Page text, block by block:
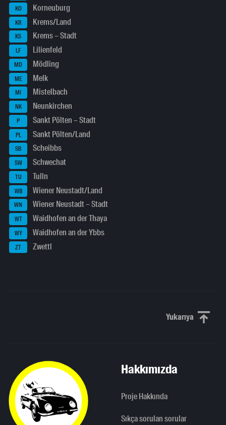
KO Korneuburg
KR Krems/Land
KS Krems – Stadt
LF Lilienfeld
MD Mödling
ME Melk
MI Mistelbach
NK Neunkirchen
P Sankt Pölten – Stadt
PL Sankt Pölten/Land
SB Scheibbs
SW Schwechat
TU Tulln
WB Wiener Neustadt/Land
WN Wiener Neustadt – Stadt
WT Waidhofen an der Thaya
WY Waidhofen an der Ybbs
ZT Zwettl
YukarıyaYukarı
Hakkımızda
Proje Hakkında
Sıkça sorulan sorular